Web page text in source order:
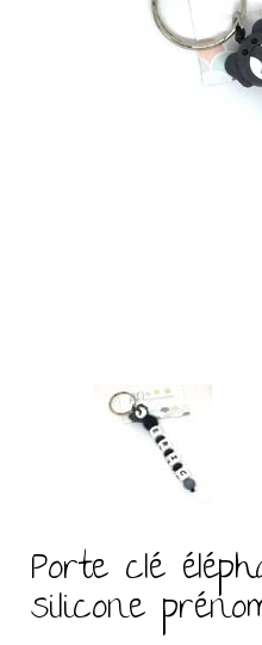
Porte clé
silicone